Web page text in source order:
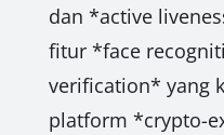
dan *active
fitur *face
verification* yang
platform *crypto-